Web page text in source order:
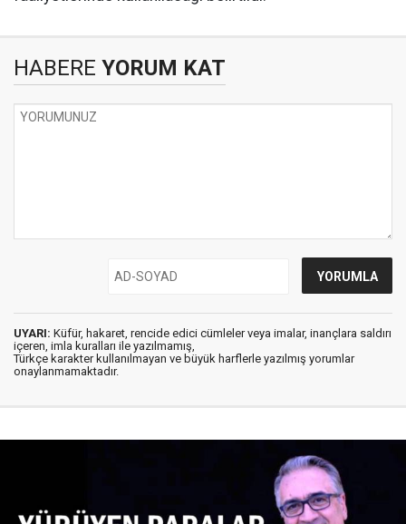
HABERE YORUM KAT
UYARI: Küfür, hakaret, rencide edici cümleler veya imalar, inançlara saldırı
içeren, imla kuralları ile yazılmamış,
Türkçe karakter kullanılmayan ve büyük harflerle yazılmış yorumlar
onaylanmamaktadır.